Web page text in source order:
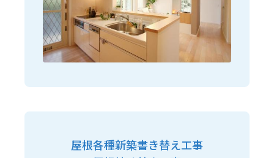
屋根各種新築書き替え工事